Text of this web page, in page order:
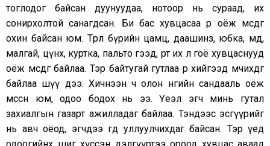
тоглодог байсан дуунуудаа, нотоор нь сураад, их
сонирхолтой санагдсан. Би бас хувцасаа өөрөө оёж өмсдөг
охин байсан юм. Төрөл бүрийн цамц, даашинз, юбка, өмд,
малгай, цүнх, куртка, пальто гээд, өөртөө их л гоё хувцаснууд
оёж өмсдөг байлаа. Тэр байтугай гутлаа өөрөө хийгээд өмчихдөг
байлаа шүү дээ. Хичнээн ч олон өнгийн сандааль оёж
өмссөн юм, одоо бодох нь ээ. Үеэл эгч минь гутал
захиалгын газарт ажилладаг байлаа. Тэндээс эсгүүрийг
нь авч оёод, эгчдээ өгөөд уллуулчихдаг байсан. Тэр үед